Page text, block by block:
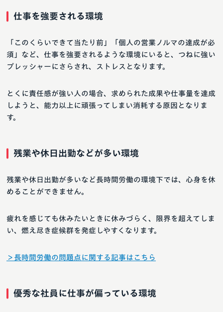
仕事を強要される環境
「このくらいできて当たり前」「個人の営業ノルマの達成が必
須」など、仕事を強要されるような環境にいると、つねに強い
プレッシャーにさらされ、ストレスとなります。
とくに責任感が強い人の場合、求められた成果や仕事量を達成
しようと、能力以上に頑張ってしまい消耗する原因となりま
す。
残業や休日出勤などが多い環境
残業や休日出勤が多いなど長時間労働の環境下では、心身を休
めることができません。
疲れを感じても休みたいときに休みづらく、限界を超えてしま
い、燃え尽き症候群を発症しやすくなります。
＞長時間労働の問題点に関する記事はこちら
優秀な社員に仕事が偏っている環境